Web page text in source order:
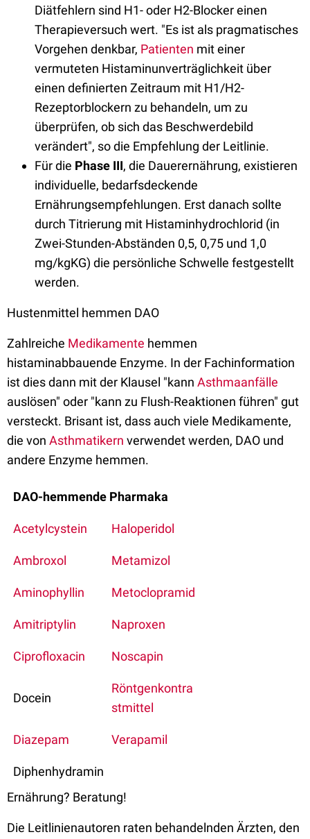
Diätfehlern sind H1- oder H2-Blocker einen
Therapieversuch wert. "Es ist als pragmatisches
Vorgehen denkbar, Patienten mit einer
vermuteten Histaminunverträglichkeit über
einen definierten Zeitraum mit H1/H2-
Rezeptorblockern zu behandeln, um zu
überprüfen, ob sich das Beschwerdebild
verändert", so die Empfehlung der Leitlinie.
Für die Phase III, die Dauerernährung, existieren
individuelle, bedarfsdeckende
Ernährungsempfehlungen. Erst danach sollte
durch Titrierung mit Histaminhydrochlorid (in
Zwei-Stunden-Abständen 0,5, 0,75 und 1,0
mg/kgKG) die persönliche Schwelle festgestellt
werden.
Hustenmittel hemmen DAO
Zahlreiche Medikamente hemmen
histaminabbauende Enzyme. In der Fachinformation
ist dies dann mit der Klausel "kann Asthmaanfälle
auslösen" oder "kann zu Flush-Reaktionen führen" gut
versteckt. Brisant ist, dass auch viele Medikamente,
die von Asthmatikern verwendet werden, DAO und
andere Enzyme hemmen.
DAO-hemmende Pharmaka
Acetylcystein Haloperidol
Ambroxol Metamizol
Aminophyllin Metoclopramid
Amitriptylin Naproxen
Ciprofloxacin Noscapin
Docein
Röntgenkontra
stmittel
Diazepam Verapamil
Diphenhydramin
Ernährung? Beratung!
Die Leitlinienautoren raten behandelnden Ärzten, den